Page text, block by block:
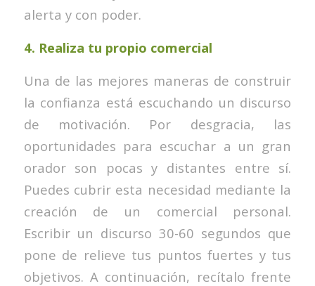
alerta y con poder.
4. Realiza tu propio comercial
Una de las mejores maneras de construir
la confianza está escuchando un discurso
de motivación. Por desgracia, las
oportunidades para escuchar a un gran
orador son pocas y distantes entre sí.
Puedes cubrir esta necesidad mediante la
creación de un comercial personal.
Escribir un discurso 30-60 segundos que
pone de relieve tus puntos fuertes y tus
objetivos. A continuación, recítalo frente